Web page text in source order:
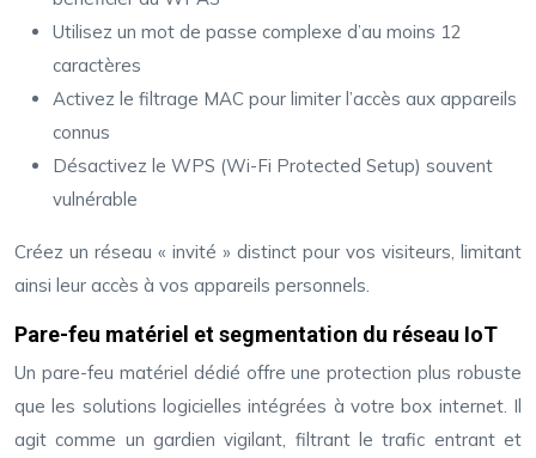
Utilisez un mot de passe complexe d’au moins 12
caractères
Activez le filtrage MAC pour limiter l’accès aux appareils
connus
Désactivez le WPS (Wi-Fi Protected Setup) souvent
vulnérable
Créez un réseau « invité » distinct pour vos visiteurs, limitant
ainsi leur accès à vos appareils personnels.
Pare-feu matériel et segmentation du réseau IoT
Un pare-feu matériel dédié offre une protection plus robuste
que les solutions logicielles intégrées à votre box internet. Il
agit comme un gardien vigilant, filtrant le trafic entrant et